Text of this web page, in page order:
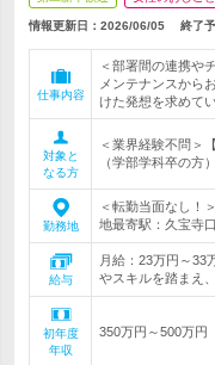
情報更新日：2026/06/05 終了
仕事内容
＜部署間の連携や
メンテナンスから
けた発想を求めて
対象と
なる方
＜業界経験不問＞
（学部学科卒の方）
勤務地
＜転勤当面なし！
地最寄駅：久宝寺
給与
月給：23万円～33
やスキルを踏まえ
初年度
年収
350万円～500万円